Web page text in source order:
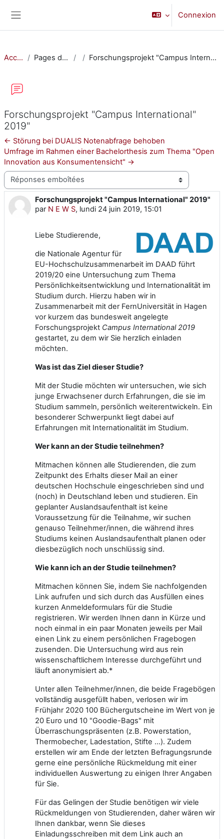
Connexion
Accueil Pages du site Forschungsprojekt "Campus International" 2019"
Forschungsprojekt "Campus International"
2019"
← Störung bei DUALIS Notenabfrage behoben
Umfrage im Rahmen einer Bachelorthesis zum Thema "Open
Innovation aus Konsumentensicht" →
Type d’affichage
Forschungsprojekt "Campus International" 2019"
par N E W S, lundi 24 juin 2019, 15:01
Nombre de réponses : 0
Liebe Studierende,
die Nationale Agentur für
EU-Hochschulzusammenarbeit im DAAD führt
2019/20 eine Untersuchung zum Thema
Persönlichkeitsentwicklung und Internationalität im
Studium durch. Hierzu haben wir in
Zusammenarbeit mit der FernUniversität in Hagen
vor kurzem das bundesweit angelegte
Forschungsprojekt Campus International 2019
gestartet, zu dem wir Sie herzlich einladen
möchten.
Was ist das Ziel dieser Studie?
Mit der Studie möchten wir untersuchen, wie sich
junge Erwachsener durch Erfahrungen, die sie im
Studium sammeln, persönlich weiterentwickeln. Ein
besonderer Schwerpunkt liegt dabei auf
Erfahrungen mit Internationalität im Studium.
Wer kann an der Studie teilnehmen?
Mitmachen können alle Studierenden, die zum
Zeitpunkt des Erhalts dieser Mail an einer
deutschen Hochschule eingeschrieben sind und
(noch) in Deutschland leben und studieren. Ein
geplanter Auslandsaufenthalt ist keine
Voraussetzung für die Teilnahme, wir suchen
genauso Teilnehmer/innen, die während ihres
Studiums keinen Auslandsaufenthalt planen oder
diesbezüglich noch unschlüssig sind.
Wie kann ich an der Studie teilnehmen?
Mitmachen können Sie, indem Sie nachfolgenden
Link aufrufen und sich durch das Ausfüllen eines
kurzen Anmeldeformulars für die Studie
registrieren. Wir werden Ihnen dann in Kürze und
noch einmal in ein paar Monaten jeweils per Mail
einen Link zu einem persönlichen Fragebogen
zusenden. Die Untersuchung wird aus rein
wissenschaftlichem Interesse durchgeführt und
läuft anonymisiert ab.*
Unter allen Teilnehmer/innen, die beide Fragebögen
vollständig ausgefüllt haben, verlosen wir im
Frühjahr 2020 100 Büchergutscheine im Wert von je
20 Euro und 10 "Goodie-Bags" mit
Überraschungspräsenten (z.B. Powerstation,
Thermobecher, Ladestation, Stifte …). Zudem
erstellen wir am Ende der letzten Befragungsrunde
gerne eine persönliche Rückmeldung mit einer
individuellen Auswertung zu einigen Ihrer Angaben
für Sie.
Für das Gelingen der Studie benötigen wir viele
Rückmeldungen von Studierenden, daher wären wir
Ihnen dankbar, wenn Sie dieses
Einladungsschreiben mit dem Link auch an